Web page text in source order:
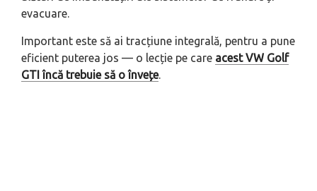
evacuare.
Important este să ai tracțiune integrală, pentru a pune
eficient puterea jos — o lecție pe care acest VW Golf
GTI încă trebuie să o învețe.